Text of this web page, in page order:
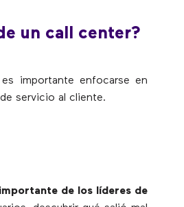
un call center?
importante enfocarse en
servicio al cliente.
de los líderes de